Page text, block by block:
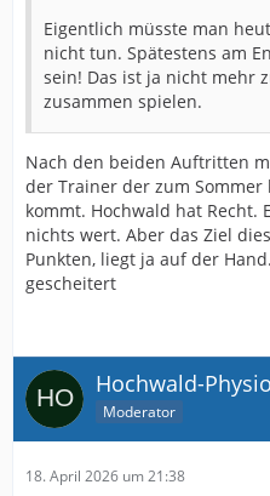
Eigentlich müsste man
nicht tun. Spätestens am
sein! Das ist ja nicht mehr
zusammen spielen.
Nach den beiden Auftritten
der Trainer der zum Sommer
kommt. Hochwald hat Recht.
nichts wert. Aber das Ziel
Punkten, liegt ja auf der
gescheitert
Hochwald-Physio
Moderator
18. April 2026 um 21:38